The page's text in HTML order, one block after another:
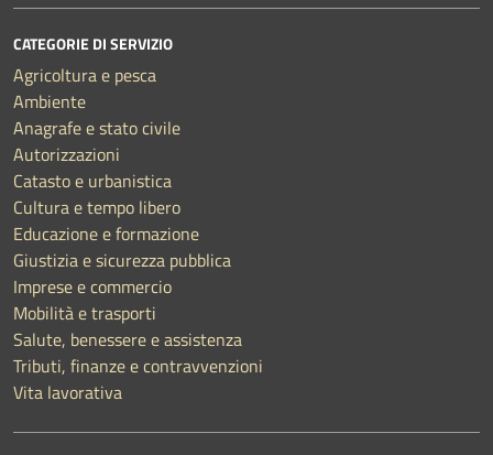
CATEGORIE DI SERVIZIO
Agricoltura e pesca
Ambiente
Anagrafe e stato civile
Autorizzazioni
Catasto e urbanistica
Cultura e tempo libero
Educazione e formazione
Giustizia e sicurezza pubblica
Imprese e commercio
Mobilità e trasporti
Salute, benessere e assistenza
Tributi, finanze e contravvenzioni
Vita lavorativa